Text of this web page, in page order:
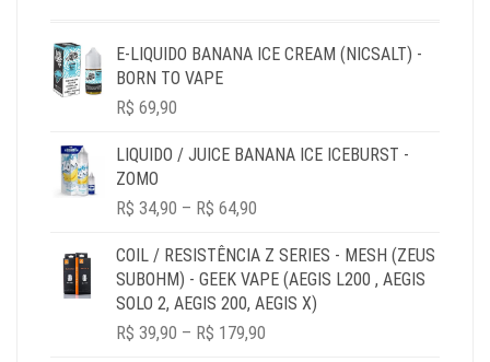
E-LIQUIDO BANANA ICE CREAM (NICSALT) -
BORN TO VAPE
R$ 69,90
LIQUIDO / JUICE BANANA ICE ICEBURST -
ZOMO
R$ 34,90 – R$ 64,90
R$ 34,90
THROUGH
R$ 64,90
COIL / RESISTÊNCIA Z SERIES - MESH (ZEUS
SUBOHM) - GEEK VAPE (AEGIS L200 , AEGIS
SOLO 2, AEGIS 200, AEGIS X)
R$ 39,90 – R$ 179,90